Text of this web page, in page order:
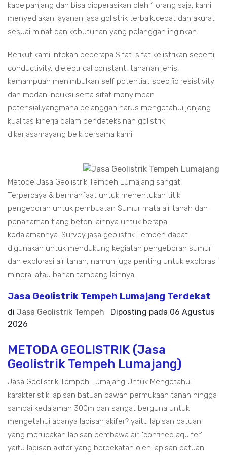
kabelpanjang dan bisa dioperasikan oleh 1 orang saja, kami
menyediakan layanan jasa golistrik terbaik,cepat dan akurat
sesuai minat dan kebutuhan yang pelanggan inginkan.
Berikut kami infokan beberapa Sifat-sifat kelistrikan seperti
conductivity, dielectrical constant, tahanan jenis,
kemampuan menimbulkan self potential, specific resistivity
dan medan induksi serta sifat menyimpan
potensial,yangmana pelanggan harus mengetahui jenjang
kualitas kinerja dalam pendeteksinan golistrik
dikerjasamayang beik bersama kami.
Metode Jasa Geolistrik Tempeh Lumajang sangat
Terpercaya & bermanfaat untuk menentukan titik
pengeboran untuk pembuatan Sumur mata air tanah dan
penanaman tiang beton lainnya untuk berapa
kedalamannya. Survey jasa geolistrik Tempeh dapat
digunakan untuk mendukung kegiatan pengeboran sumur
dan explorasi air tanah, namun juga penting untuk explorasi
mineral atau bahan tambang lainnya.
Jasa Geolistrik Tempeh Lumajang Terdekat
di Jasa Geolistrik Tempeh Diposting pada 06 Agustus
2026
METODA GEOLISTRIK (Jasa
Geolistrik Tempeh Lumajang)
Jasa Geolistrik Tempeh Lumajang Untuk Mengetahui
karakteristik lapisan batuan bawah permukaan tanah hingga
sampai kedalaman 300m dan sangat berguna untuk
mengetahui adanya lapisan akifer? yaitu lapisan batuan
yang merupakan lapisan pembawa air. 'confined aquifer'
yaitu lapisan akifer yang berdekatan oleh lapisan batuan